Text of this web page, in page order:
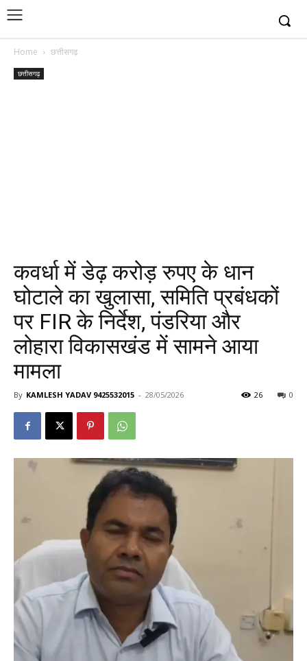
Home छत्तीसगढ़
छत्तीसगढ़
कवर्धा में डेढ़ करोड़ रुपए के धान
घोटाले का खुलासा, समिति प्रबंधकों
पर FIR के निर्देश, पंडरिया और
लोहारा विकासखंड में सामने आया
मामला
By KAMLESH YADAV 9425532015 - 28/05/2026 0
26